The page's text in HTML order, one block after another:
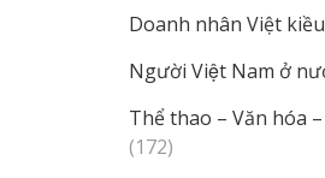
Doanh nhân Việt kiều
Người Việt Nam ở
Thể thao – Văn hóa
(172)